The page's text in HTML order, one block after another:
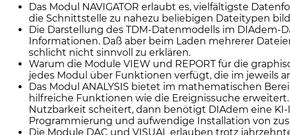
Das Modul NAVIGATOR erlaubt es, vielfältigste
die Schnittstelle zu nahezu beliebigen Dateitypen
Die Darstellung des TDM-Datenmodells im
Informationen. Daß aber beim Laden mehrerer
schlicht nicht sinnvoll zu erklären.
Warum die Module VIEW und REPORT für die
jedes Modul über Funktionen verfügt, die im jeweils
Das Modul ANALYSIS bietet im mathematischen
hilfreiche Funktionen wie die Ereignissuche
Nutzbarkeit scheitert, dann benötigt DIAdem eine
Programmierung und aufwendige Installation von
Die Module DAC und VISUAL erlauben trotz